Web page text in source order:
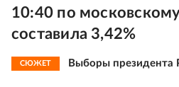
10:40 по
составила 3,42%
СЮЖЕТ Выборы президента